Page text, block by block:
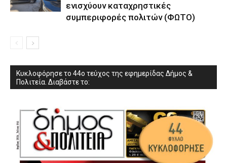
ενισχύουν καταχρηστικές
συμπεριφορές πολιτών (ΦΩΤΟ)
Κυκλοφόρησε το 44ο τεύχος της εφημερίδας Δήμος &
Πολιτεία. Διαβάστε το: